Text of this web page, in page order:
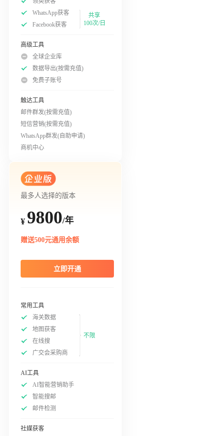
WhatsApp获客
Facebook获客
共享
100次/日
高级工具
全球企业库
数据导出(按需充值)
免费子账号
触达工具
邮件群发(按需充值)
短信营销(按需充值)
WhatsApp群发(自助申请)
商机中心
最多人选择的版本
¥ 9800/年
赠送500元通用余额
立即开通
常用工具
海关数据
地图获客
在线搜
广交会采购商
不限
AI工具
AI智能营销助手
智能搜邮
邮件检测
社媒获客